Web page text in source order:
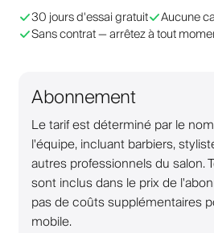
30 jours d'essai gratuit
Aucune
Sans contrat — arrêtez à tout
Abonnement
Le tarif est déterminé par le
l'équipe, incluant barbiers,
autres professionnels du salon.
sont inclus dans le prix de
pas de coûts supplémentaires
mobile.